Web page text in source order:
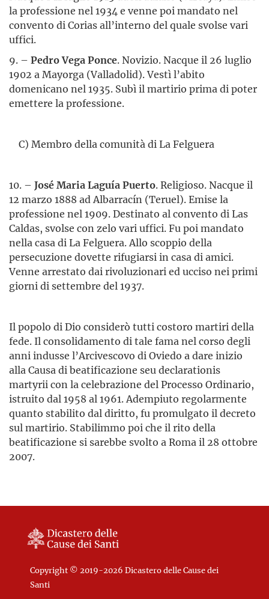
la professione nel 1934 e venne poi mandato nel
convento di Corias all’interno del quale svolse vari
uffici.
9. – Pedro Vega Ponce. Novizio. Nacque il 26 luglio
1902 a Mayorga (Valladolid). Vestì l’abito
domenicano nel 1935. Subì il martirio prima di poter
emettere la professione.
C) Membro della comunità di La Felguera
10. – José Maria Laguía Puerto. Religioso. Nacque il
12 marzo 1888 ad Albarracín (Teruel). Emise la
professione nel 1909. Destinato al convento di Las
Caldas, svolse con zelo vari uffici. Fu poi mandato
nella casa di La Felguera. Allo scoppio della
persecuzione dovette rifugiarsi in casa di amici.
Venne arrestato dai rivoluzionari ed ucciso nei primi
giorni di settembre del 1937.
Il popolo di Dio considerò tutti costoro martiri della
fede. Il consolidamento di tale fama nel corso degli
anni indusse l’Arcivescovo di Oviedo a dare inizio
alla Causa di beatificazione seu declarationis
martyrii con la celebrazione del Processo Ordinario,
istruito dal 1958 al 1961. Adempiuto regolarmente
quanto stabilito dal diritto, fu promulgato il decreto
sul martirio. Stabilimmo poi che il rito della
beatificazione si sarebbe svolto a Roma il 28 ottobre
2007.
Copyright © 2019-2026 Dicastero delle Cause dei
Santi